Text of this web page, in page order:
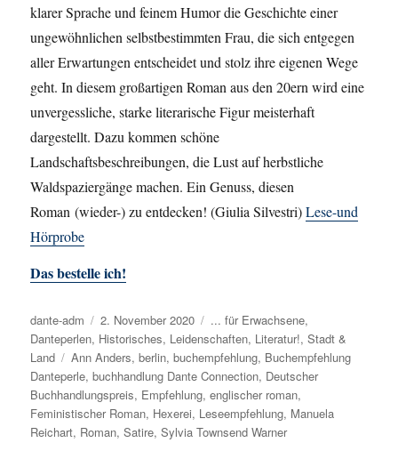
klarer Sprache und feinem Humor die Geschichte einer
ungewöhnlichen selbstbestimmten Frau, die sich entgegen
aller Erwartungen entscheidet und stolz ihre eigenen Wege
geht. In diesem großartigen Roman aus den 20ern wird eine
unvergessliche, starke literarische Figur meisterhaft
dargestellt. Dazu kommen schöne
Landschaftsbeschreibungen, die Lust auf herbstliche
Waldspaziergänge machen. Ein Genuss, diesen
Roman (wieder-) zu entdecken! (Giulia Silvestri)Lese-und
Hörprobe
Das bestelle ich!
Autor
dante-adm
Veröffentlicht
am
2. November 2020 Kategorien
... für Erwachsene,
Danteperlen, Historisches, Leidenschaften, Literatur!,Stadt &
Land
Schlagwörter
Ann Anders,berlin,buchempfehlung, Buchempfehlung
Danteperle,buchhandlung Dante Connection, Deutscher
Buchhandlungspreis, Empfehlung,englischer roman,
Feministischer Roman, Hexerei, Leseempfehlung, Manuela
Reichart, Roman,Satire,Sylvia Townsend Warner